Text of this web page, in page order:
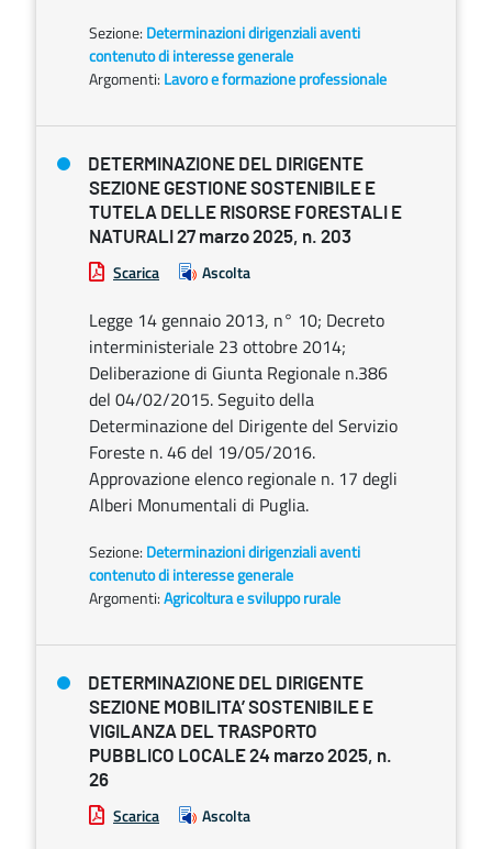
Sezione: Determinazioni dirigenziali aventi
contenuto di interesse generale
Argomenti: Lavoro e formazione professionale
DETERMINAZIONE DEL DIRIGENTE
SEZIONE GESTIONE SOSTENIBILE E
TUTELA DELLE RISORSE FORESTALI E
NATURALI 27 marzo 2025, n. 203
Scarica Ascolta
Legge 14 gennaio 2013, n° 10; Decreto
interministeriale 23 ottobre 2014;
Deliberazione di Giunta Regionale n.386
del 04/02/2015. Seguito della
Determinazione del Dirigente del Servizio
Foreste n. 46 del 19/05/2016.
Approvazione elenco regionale n. 17 degli
Alberi Monumentali di Puglia.
Sezione: Determinazioni dirigenziali aventi
contenuto di interesse generale
Argomenti:Agricoltura e sviluppo rurale
DETERMINAZIONE DEL DIRIGENTE
SEZIONE MOBILITA’ SOSTENIBILE E
VIGILANZA DEL TRASPORTO
PUBBLICO LOCALE 24 marzo 2025, n.
26
Scarica Ascolta